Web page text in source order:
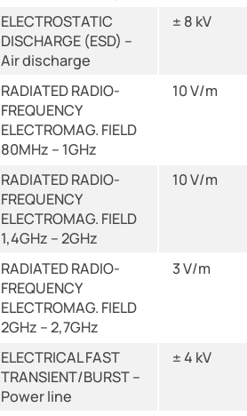
ELECTROSTATIC
DISCHARGE (ESD) –
Air discharge
± 8 kV
RADIATED RADIO-
FREQUENCY
ELECTROMAG. FIELD
80MHz – 1GHz
10 V/m
RADIATED RADIO-
FREQUENCY
ELECTROMAG. FIELD
1,4GHz – 2GHz
10 V/m
RADIATED RADIO-
FREQUENCY
ELECTROMAG. FIELD
2GHz – 2,7GHz
3 V/m
ELECTRICAL FAST
TRANSIENT/BURST –
Power line
± 4 kV